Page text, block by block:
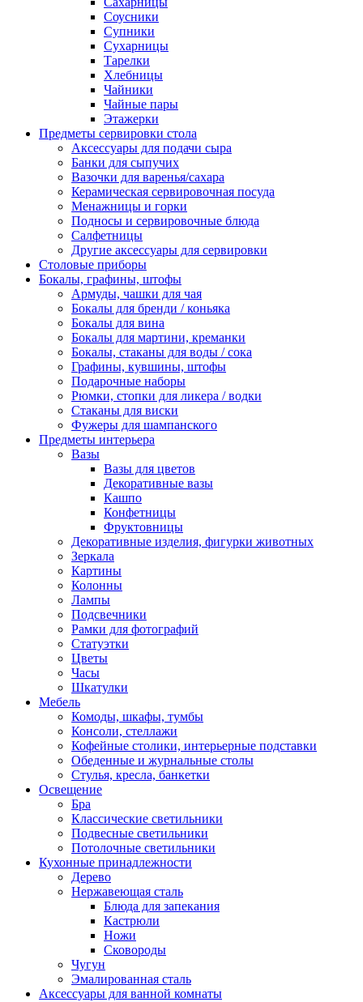
Соусники
Супники
Сухарницы
Тарелки
Хлебницы
Чайники
Чайные пары
Этажерки
Предметы сервировки стола
Аксессуары для подачи сыра
Банки для сыпучих
Вазочки для варенья/сахара
Керамическая сервировочная посуда
Менажницы и горки
Подносы и сервировочные блюда
Салфетницы
Другие аксессуары для сервировки
Столовые приборы
Бокалы, графины, штофы
Армуды, чашки для чая
Бокалы для бренди / коньяка
Бокалы для вина
Бокалы для мартини, креманки
Бокалы, стаканы для воды / сока
Графины, кувшины, штофы
Подарочные наборы
Рюмки, стопки для ликера / водки
Стаканы для виски
Фужеры для шампанского
Предметы интерьера
Вазы
Вазы для цветов
Декоративные вазы
Кашпо
Конфетницы
Фруктовницы
Декоративные изделия, фигурки животных
Зеркала
Картины
Колонны
Лампы
Подсвечники
Рамки для фотографий
Статуэтки
Цветы
Часы
Шкатулки
Мебель
Комоды, шкафы, тумбы
Консоли, стеллажи
Кофейные столики, интерьерные подставки
Обеденные и журнальные столы
Стулья, кресла, банкетки
Освещение
Бра
Классические светильники
Подвесные светильники
Потолочные светильники
Кухонные принадлежности
Дерево
Нержавеющая сталь
Блюда для запекания
Кастрюли
Ножи
Сковороды
Чугун
Эмалированная сталь
Аксессуары для ванной комнаты